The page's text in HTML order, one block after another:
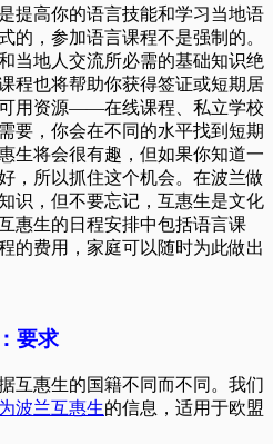
提高你的语言技能和学习当地语
的，参加语言课程不是强制的。
当地人交流所必需的基础知识绝
程也将帮助你获得签证或短期居
用资源——在线课程、私立学校
要，你会在不同的水平找到短期
生将会很有趣，但如果你知道一
，所以抓住这个机会。在波兰做
识，但不要忘记，互惠生是文化
惠生的日程安排中包括语言课
的费用，家庭可以随时为此做出
要求
互惠生的国籍不同而不同。我们
波兰互惠生的信息，适用于欧盟